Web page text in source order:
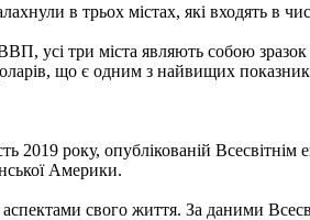
в трьох містах, які входять в
усі три міста являють собою
що є одним з найвищих
2019 року, опублікованій
Америки.
свого життя. За даними